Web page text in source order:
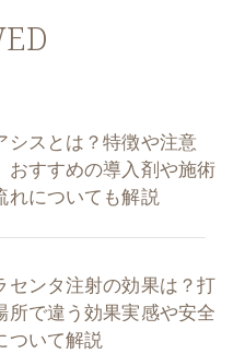
シスとは？特徴や注意
おすすめの導入剤や施術
れについても解説
センタ注射の効果は？打
所で違う効果実感や安全
ついて解説